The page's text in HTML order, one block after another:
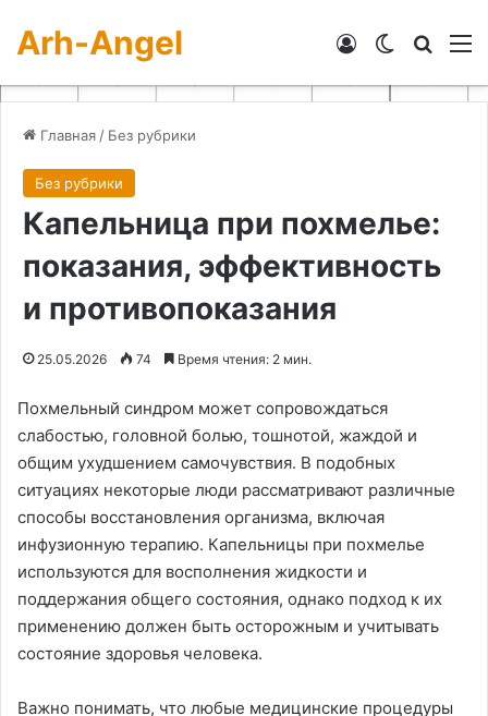
Arh-Angel Switch skin
Войти
Главная / Без рубрики
Без рубрики
Капельница при похмелье:
показания, эффективность
и противопоказания
25.05.2026 74 Время чтения: 2 мин.
Похмельный синдром может сопровождаться
слабостью, головной болью, тошнотой, жаждой и
общим ухудшением самочувствия. В подобных
ситуациях некоторые люди рассматривают различные
способы восстановления организма, включая
инфузионную терапию. Капельницы при похмелье
используются для восполнения жидкости и
поддержания общего состояния, однако подход к их
применению должен быть осторожным и учитывать
состояние здоровья человека.
Важно понимать, что любые медицинские процедуры